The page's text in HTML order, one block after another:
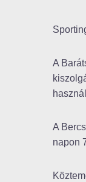
A
A
napon